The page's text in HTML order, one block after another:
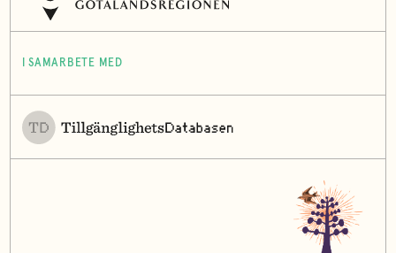
I SAMARBETE MED